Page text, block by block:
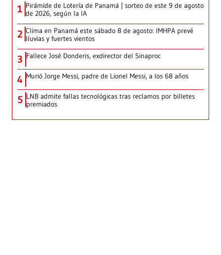
1 Pirámide de Lotería de Panamá | sorteo de este 9 de agosto
de 2026, según la IA
2 Clima en Panamá este sábado 8 de agosto: IMHPA prevé
lluvias y fuertes vientos
3 Fallece José Donderis, exdirector del Sinaproc
4 Murió Jorge Messi, padre de Lionel Messi, a los 68 años
5 LNB admite fallas tecnológicas tras reclamos por billetes
premiados